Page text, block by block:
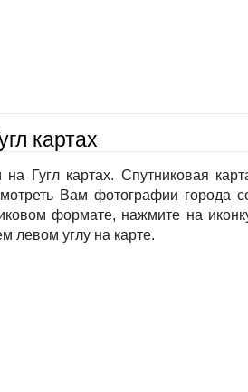
картах
Гугл картах. Спутниковая
Вам фотографии города
формате, нажмите на
левом углу на карте.